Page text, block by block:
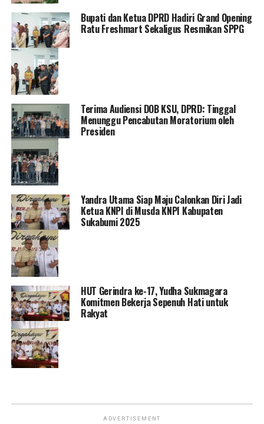
Bupati dan Ketua DPRD Hadiri Grand Opening
Ratu Freshmart Sekaligus Resmikan SPPG
Terima Audiensi DOB KSU, DPRD: Tinggal
Menunggu Pencabutan Moratorium oleh
Presiden
Yandra Utama Siap Maju Calonkan Diri Jadi
Ketua KNPI di Musda KNPI Kabupaten
Sukabumi 2025
HUT Gerindra ke-17, Yudha Sukmagara
Komitmen Bekerja Sepenuh Hati untuk
Rakyat
ADVERTISEMENT